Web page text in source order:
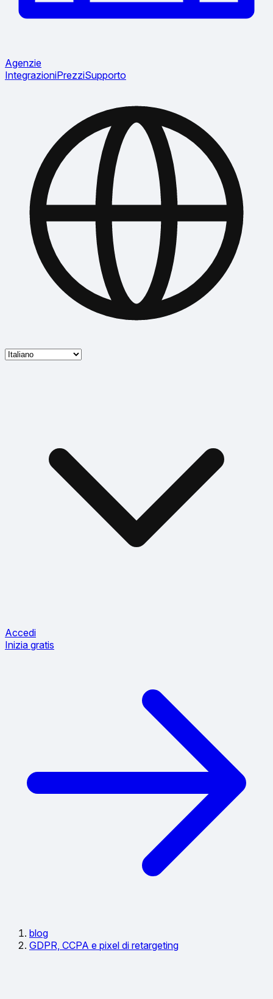
Agenzie
IntegrazioniPrezziSupporto
Accedi
Inizia gratis
blog
GDPR, CCPA e pixel di retargeting